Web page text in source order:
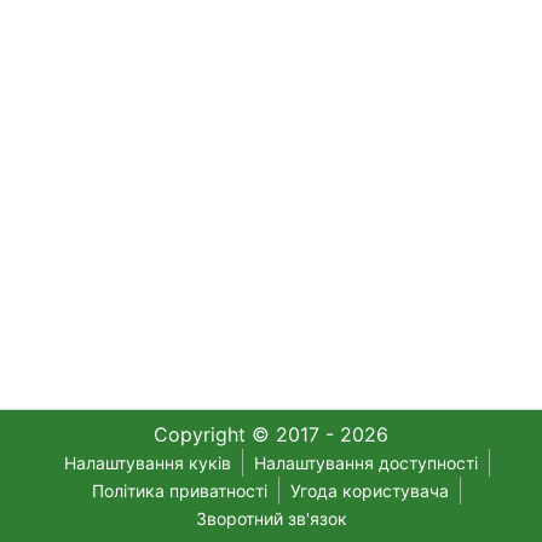
Copyright © 2017 - 2026
Налаштування куків
Налаштування доступності
Політика приватності
Угода користувача
Зворотний зв'язок